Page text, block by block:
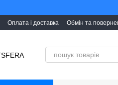
Оплата і доставка Обмін та